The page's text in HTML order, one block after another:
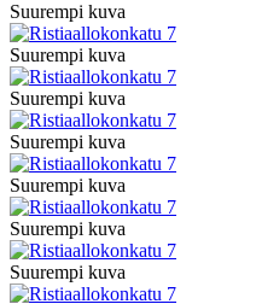
Suurempi kuva
Suurempi kuva
Suurempi kuva
Suurempi kuva
Suurempi kuva
Suurempi kuva
Suurempi kuva